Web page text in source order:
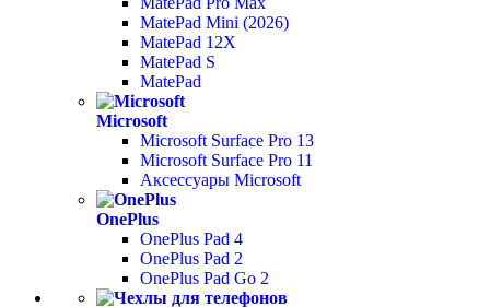
MatePad Mini (2026)
MatePad 12X
MatePad S
MatePad
Microsoft
Microsoft Surface Pro 13
Microsoft Surface Pro 11
Аксессуары Microsoft
OnePlus
OnePlus Pad 4
OnePlus Pad 2
OnePlus Pad Go 2